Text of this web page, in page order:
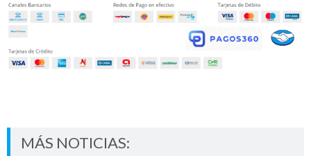
MÁS NOTICIAS: